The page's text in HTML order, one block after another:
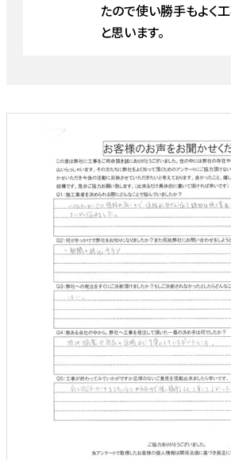
たので使い勝手もよく
と思います。